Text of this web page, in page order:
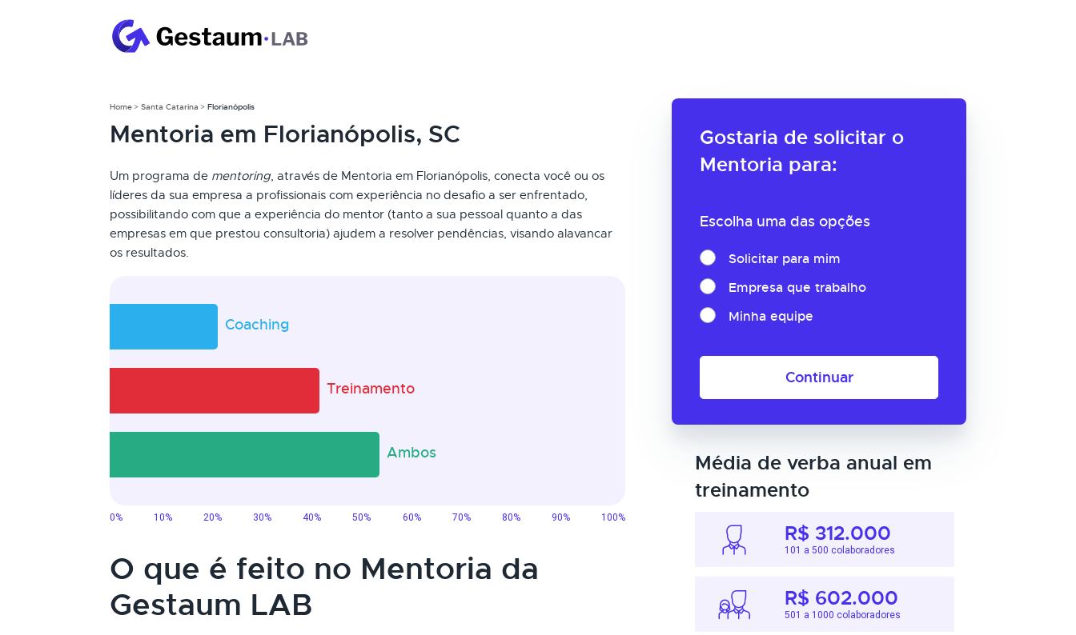
Gostaria de solicitar o
Mentoria para:
Escolha uma das opções
Solicitar para mim
Empresa que trabalho
Minha equipe
Continuar
Home Santa Catarina Florianópolis
Mentoria em Florianópolis, SC
Um programa de mentoring, através de Mentoria em Florianópolis, conecta você ou os
líderes da sua empresa a profissionais com experiência no desafio a ser enfrentado,
possibilitando com que a experiência do mentor (tanto a sua pessoal quanto a das
empresas em que prestou consultoria) ajudem a resolver pendências, visando alavancar
os resultados.
O que é feito no Mentoria da
Gestaum LAB
Média de verba anual em
treinamento
R$ 312.000
101 a 500 colaboradores
R$ 602.000
501 a 1000 colaboradores